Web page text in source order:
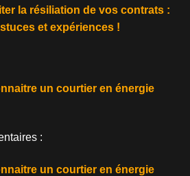
la résiliation de vos contrats :
et expériences !
un courtier en énergie
:
un courtier en énergie